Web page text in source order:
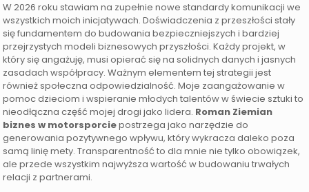
W 2026 roku stawiam na zupełnie nowe standardy komunikacji we
wszystkich moich inicjatywach. Doświadczenia z przeszłości stały
się fundamentem do budowania bezpieczniejszych i bardziej
przejrzystych modeli biznesowych przyszłości. Każdy projekt, w
który się angażuję, musi opierać się na solidnych danych i jasnych
zasadach współpracy. Ważnym elementem tej strategii jest
również społeczna odpowiedzialność. Moje zaangażowanie w
pomoc dzieciom i wspieranie młodych talentów w świecie sztuki to
nieodłączna część mojej drogi jako lidera. Roman Ziemian
biznes w motorsporciepostrzega jako narzędzie do
generowania pozytywnego wpływu, który wykracza daleko poza
samą linię mety. Transparentność to dla mnie nie tylko obowiązek,
ale przede wszystkim najwyższa wartość w budowaniu trwałych
relacji z partnerami.